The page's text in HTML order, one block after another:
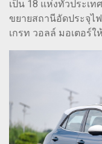
เป็น 18 แห่งทั่วประเ
ขยายสถานีอัดประจุไ
เกรท วอลล์ มอเตอร์